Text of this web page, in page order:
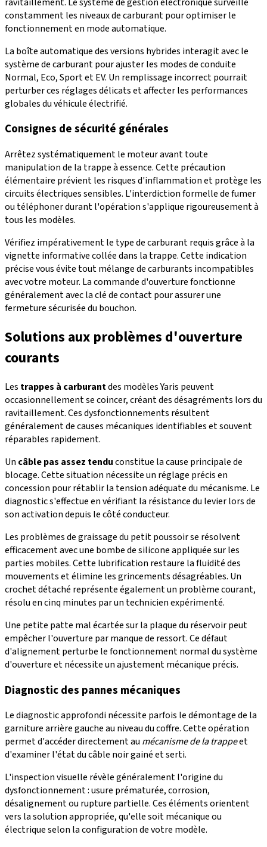
constamment les niveaux de carburant pour optimiser le
fonctionnement en mode automatique.
La boîte automatique des versions hybrides interagit avec le
système de carburant pour ajuster les modes de conduite
Normal, Eco, Sport et EV. Un remplissage incorrect pourrait
perturber ces réglages délicats et affecter les performances
globales du véhicule électrifié.
Consignes de sécurité générales
Arrêtez systématiquement le moteur avant toute
manipulation de la trappe à essence. Cette précaution
élémentaire prévient les risques d'inflammation et protège les
circuits électriques sensibles. L'interdiction formelle de fumer
ou téléphoner durant l'opération s'applique rigoureusement à
tous les modèles.
Vérifiez impérativement le type de carburant requis grâce à la
vignette informative collée dans la trappe. Cette indication
précise vous évite tout mélange de carburants incompatibles
avec votre moteur. La commande d'ouverture fonctionne
généralement avec la clé de contact pour assurer une
fermeture sécurisée du bouchon.
Solutions aux problèmes d'ouverture
courants
Les trappes à carburantdes modèles Yaris peuvent
occasionnellement se coincer, créant des désagréments lors du
ravitaillement. Ces dysfonctionnements résultent
généralement de causes mécaniques identifiables et souvent
réparables rapidement.
Un câble pas assez tenduconstitue la cause principale de
blocage. Cette situation nécessite un réglage précis en
concession pour rétablir la tension adéquate du mécanisme. Le
diagnostic s'effectue en vérifiant la résistance du levier lors de
son activation depuis le côté conducteur.
Les problèmes de graissage du petit poussoir se résolvent
efficacement avec une bombe de silicone appliquée sur les
parties mobiles. Cette lubrification restaure la fluidité des
mouvements et élimine les grincements désagréables. Un
crochet détaché représente également un problème courant,
résolu en cinq minutes par un technicien expérimenté.
Une petite patte mal écartée sur la plaque du réservoir peut
empêcher l'ouverture par manque de ressort. Ce défaut
d'alignement perturbe le fonctionnement normal du système
d'ouverture et nécessite un ajustement mécanique précis.
Diagnostic des pannes mécaniques
Le diagnostic approfondi nécessite parfois le démontage de la
garniture arrière gauche au niveau du coffre. Cette opération
permet d'accéder directement au mécanisme de la trappeet
d'examiner l'état du câble noir gainé et serti.
L'inspection visuelle révèle généralement l'origine du
dysfonctionnement : usure prématurée, corrosion,
désalignement ou rupture partielle. Ces éléments orientent
vers la solution appropriée, qu'elle soit mécanique ou
électrique selon la configuration de votre modèle.